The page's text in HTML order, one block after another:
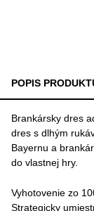
POPIS
Brankársky dres
dres s dlhým
Bayernu a
do vlastnej hry.
Vyhotovenie zo
Strategicky